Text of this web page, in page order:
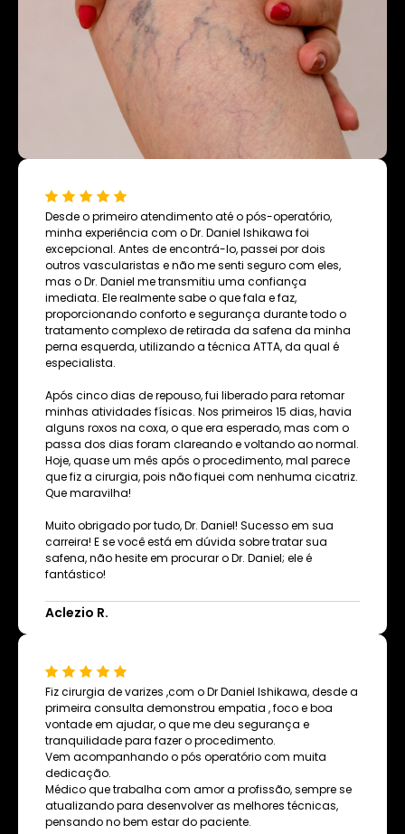
Desde o primeiro atendimento até o pós-operatório,
minha experiência com o Dr. Daniel Ishikawa foi
excepcional. Antes de encontrá-lo, passei por dois
outros vascularistas e não me senti seguro com eles,
mas o Dr. Daniel me transmitiu uma confiança
imediata. Ele realmente sabe o que fala e faz,
proporcionando conforto e segurança durante todo o
tratamento complexo de retirada da safena da minha
perna esquerda, utilizando a técnica ATTA, da qual é
especialista.
Após cinco dias de repouso, fui liberado para retomar
minhas atividades físicas. Nos primeiros 15 dias, havia
alguns roxos na coxa, o que era esperado, mas com o
passa dos dias foram clareando e voltando ao normal.
Hoje, quase um mês após o procedimento, mal parece
que fiz a cirurgia, pois não fiquei com nenhuma cicatriz.
Que maravilha!
Muito obrigado por tudo, Dr. Daniel! Sucesso em sua
carreira! E se você está em dúvida sobre tratar sua
safena, não hesite em procurar o Dr. Daniel; ele é
fantástico!
Aclezio R.
Fiz cirurgia de varizes ,com o Dr Daniel Ishikawa, desde a
primeira consulta demonstrou empatia , foco e boa
vontade em ajudar, o que me deu segurança e
tranquilidade para fazer o procedimento.
Vem acompanhando o pós operatório com muita
dedicação.
Médico que trabalha com amor a profissão, sempre se
atualizando para desenvolver as melhores técnicas,
pensando no bem estar do paciente.